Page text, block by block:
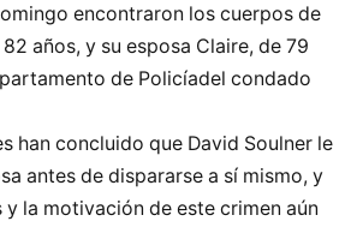
encontraron los cuerpos de
años, y su esposa Claire, de 79
de Policíadel condado
han concluido que David Soulner le
antes de dispararse a sí mismo, y
y la motivación de este crimen aún